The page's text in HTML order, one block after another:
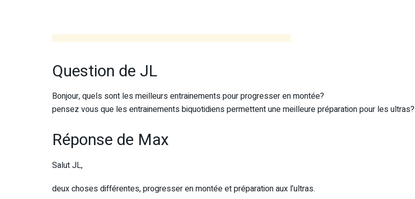
Question de JL
Bonjour, quels sont les meilleurs entrainements pour progresser en montée?
pensez vous que les entrainements biquotidiens permettent une meilleure préparation pour les ultras?
Réponse de Max
Salut JL,
deux choses différentes, progresser en montée et préparation aux l’ultras.